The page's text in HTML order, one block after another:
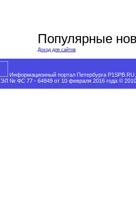
Популярные
Доход для сайтов
Информационный портал Петербурга
ЭЛ № ФС 77 - 64849 от 10 февраля 2016 года ©